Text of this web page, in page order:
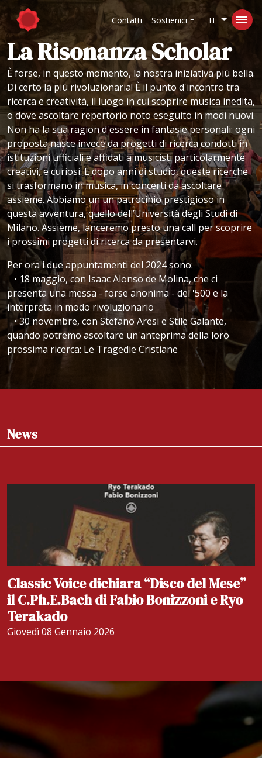
Contatti Sostienici IT
La Risonanza Scholar
È forse, in questo momento, la nostra iniziativa più bella.
Di certo la più rivoluzionaria! È il punto d'incontro tra
ricerca e creatività, il luogo in cui scoprire musica inedita,
o dove ascoltare repertorio noto eseguito in modi nuovi.
Non ha la sua ragion d'essere in fantasie personali: ogni
proposta nasce invece da progetti di ricerca condotti in
istituzioni ufficiali e affidati a musicisti particolarmente
creativi, e curiosi. E dopo anni di studio, queste ricerche
si trasformano in musica, in concerti da ascoltare
assieme. Abbiamo un un patrocinio prestigioso in
questa avventura, quello dell’Università degli Studi di
Milano. Assieme, lanceremo presto una call per scoprire
i prossimi progetti di ricerca da presentarvi.
Per ora i due appuntamenti del 2024 sono:
• 18 maggio, con Isaac Alonso de Molina, che ci
presenta una messa - forse anonima - del '500 e la
interpreta in modo rivoluzionario
• 30 novembre, con Stefano Aresi e Stile Galante,
quando potremo ascoltare un'anteprima della loro
prossima ricerca: Le Tragedie Cristiane
News
Classic Voice dichiara “Disco del Mese”
il C.Ph.E.Bach di Fabio Bonizzoni e Ryo
Terakado
Giovedì 08 Gennaio 2026